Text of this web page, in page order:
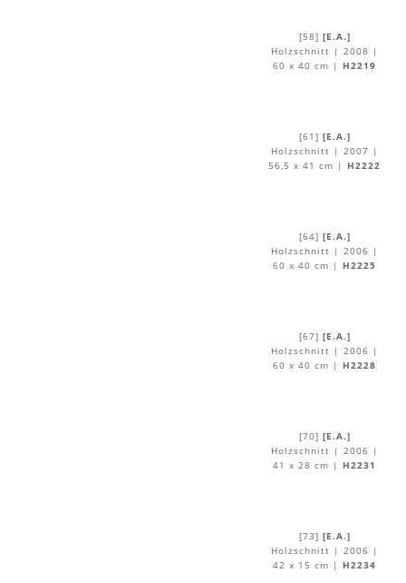
[58] [E.A.]
Holzschnitt | 2008 |
60 x 40 cm |
H2219
[61] [E.A.]
Holzschnitt | 2007 |
56,5 x 41 cm |
H2222
[64] [E.A.]
Holzschnitt | 2006 |
60 x 40 cm |
H2225
[67] [E.A.]
Holzschnitt | 2006 |
60 x 40 cm |
H2228
[70] [E.A.]
Holzschnitt | 2006 |
41 x 28 cm |
H2231
[73] [E.A.]
Holzschnitt | 2006 |
42 x 15 cm |
H2234